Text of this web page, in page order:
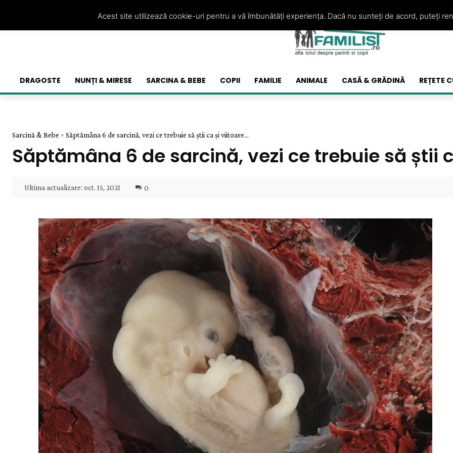
DRAGOSTE NUNȚI & MIRESE SARCINA & BEBE COPII FAMILIE ANIMALE CASĂ & GRĂDINĂ REȚETE
Sarcină & Bebe Săptămâna 6 de sarcină, vezi ce trebuie să știi ca și viitoare...
Săptămâna 6 de sarcină, vezi ce trebuie să știi
Ultima actualizare: oct. 15, 2021 0
Acest site utilizează cookie-uri pentru a vă îmbunătăți experiența. Dacă nu sunteți de acord, puteți